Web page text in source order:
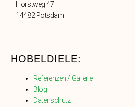
Horstweg 47
14482 Potsdam
HOBELDIELE:
Referenzen / Gallerie
Blog
Datenschutz